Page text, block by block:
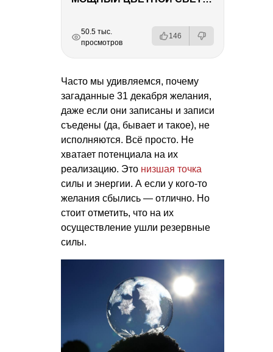
РЕКЛАМА
РЕКЛАМА
РЕКЛАМА
РЕКЛАМА
РЕКЛАМА
50.5 тыс.
просмотров
146
Часто мы удивляемся, почему
загаданные 31 декабря желания,
даже если они записаны и записи
съедены (да, бывает и такое), не
исполняются. Всё просто. Не
хватает потенциала на их
реализацию. Это низшая точка
силы и энергии. А если у кого-то
желания сбылись — отлично. Но
стоит отметить, что на их
осуществление ушли резервные
силы.